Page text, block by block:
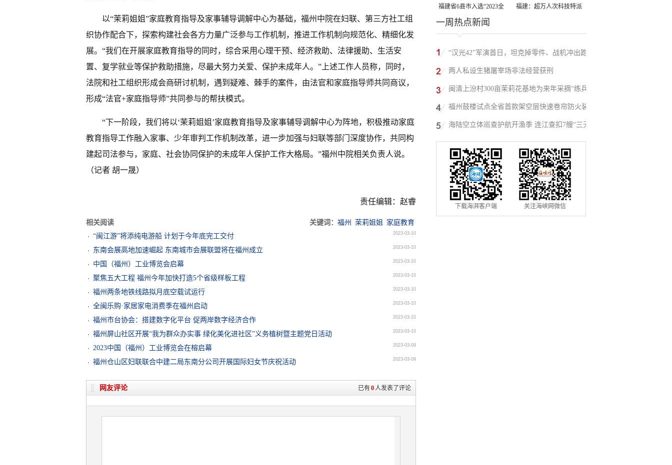
以“茉莉姐姐”家庭教育指导及家事辅导调解中心为基础，福州中院在妇联、第三方社工组
织协作配合下，探索构建社会各方力量广泛参与工作机制，推进工作机制向规范化、精细化发
展。“我们在开展家庭教育指导的同时，综合采用心理干预、经济救助、法律援助、生活安
置、复学就业等保护救助措施，尽最大努力关爱、保护未成年人。”上述工作人员称，同时，
法院和社工组织形成会商研讨机制，遇到疑难、棘手的案件，由法官和家庭指导师共同商议，
形成“法官+家庭指导师”共同参与的帮扶模式。
“下一阶段，我们将以‘茉莉姐姐’家庭教育指导及家事辅导调解中心为阵地，积极推动家庭
教育指导工作融入家事、少年审判工作机制改革，进一步加强与妇联等部门深度协作，共同构
建起司法参与，家庭、社会协同保护的未成年人保护工作大格局。”福州中院相关负责人说。
（记者 胡一晟）
责任编辑：赵睿
相关阅读 关键词： 福州 茉莉姐姐
家庭教育
“闽江游”将添纯电游船 计划于今年底完工交付
2023-03-10
东南会展高地加速崛起 东南城市会展联盟将在福州成立 2023-03-10
中国（福州）工业博览会启幕 2023-03-10
聚焦五大工程 福州今年加快打造5个省级样板工程 2023-03-10
福州两条地铁线路拟月底空载试运行 2023-03-10
全闽乐购·家居家电消费季在福州启动 2023-03-10
福州市台协会：搭建数字化平台 促两岸数字经济合作 2023-03-10
福州屏山社区开展“我为群众办实事 绿化美化进社区”义务植树暨主题党日活动 2023-03-10
2023中国（福州）工业博览会在榕启幕 2023-03-09
福州仓山区妇联联合中建二局东南分公司开展国际妇女节庆祝活动 2023-03-09
已有0人发表了评论
网友评论
福建省6县市入选“2023全
国县域发展潜力百强县”
福建：超万人次科技特派
一周热点新闻
“汉光42”军演首日，坦克掉零件、战机冲出跑
道、赖清德逃跑……螺丝都拧不紧，台军能打
两人私设生猪屠宰场非法经营获刑
闽清上汾村300亩茉莉花基地为来年采摘“练兵”
福州鼓楼试点全省首款架空层快速卷帘防火装
置
海陆空立体巡查护航开渔季 连江查扣7艘“三无”
船舶
下载海湃客户端 关注海峡网微信